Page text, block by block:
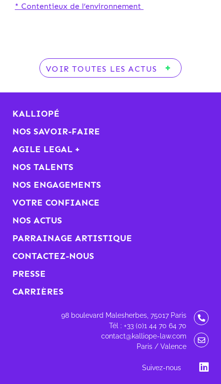
* Contentieux de l’environnement
VOIR TOUTES LES ACTUS
KALLIOPÉ
NOS SAVOIR-FAIRE
AGILE LEGAL +
NOS TALENTS
NOS ENGAGEMENTS
VOTRE CONFIANCE
NOS ACTUS
PARRAINAGE ARTISTIQUE
CONTACTEZ-NOUS
PRESSE
CARRIÈRES
98 boulevard Malesherbes, 75017 Paris
Tél : +33 (0)1 44 70 64 70
contact@kalliope-law.com
Paris / Valence
Suivez-nous